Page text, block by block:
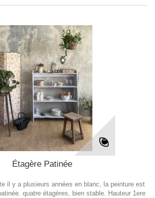
Étagère Patinée
il y a plusieurs années en blanc, la peinture est
quatre étagères, bien stable. Hauteur 1ere